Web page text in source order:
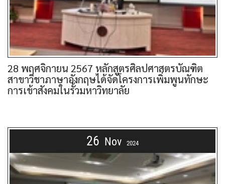
28 พฤศจิกายน 2567 หลักสูตรศิลปศาสตรบัณฑิต
สาขาวิชาภาษาอังกฤษได้จัดโครงการเพิ่มพูนทักษะ
การเข้าสังคมในรั้วมหาวิทยาลัย
26 Nov 2024